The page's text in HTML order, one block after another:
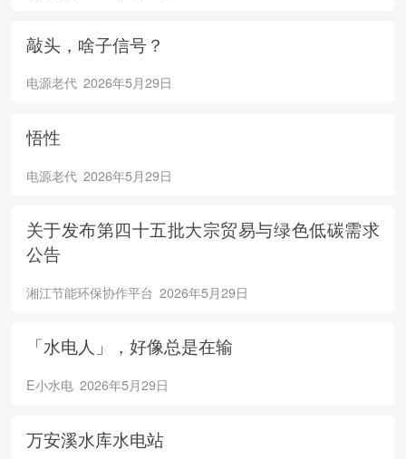
敲头，啥子信号？
电源老代 2026年5月29日
悟性
电源老代 2026年5月29日
关于发布第四十五批大宗贸易与绿色低碳需求
公告
湘江节能环保协作平台 2026年5月29日
「水电人」，好像总是在输
E小水电 2026年5月29日
万安溪水库水电站